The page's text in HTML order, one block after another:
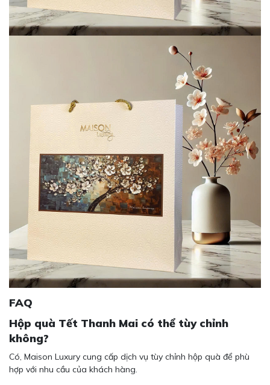
FAQ
Hộp quà Tết Thanh Mai có thể tùy chỉnh
không?
Có, Maison Luxury cung cấp dịch vụ tùy chỉnh hộp quà để phù
hợp với nhu cầu của khách hàng.